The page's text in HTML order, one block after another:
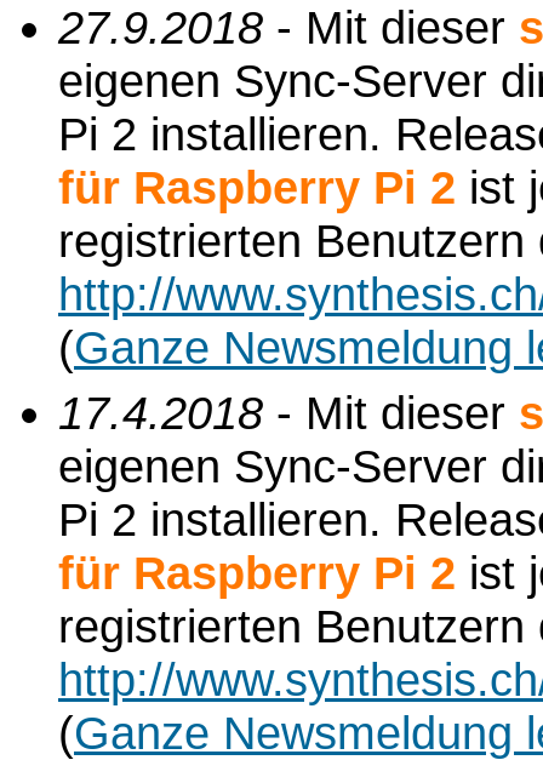
27.9.2018 - Mit dieser
eigenen Sync-Server
Pi 2 installieren.
für Raspberry Pi 2 ist
registrierten
http://
(Ganze Newsmeldung
17.4.2018 - Mit dieser
eigenen Sync-Server
Pi 2 installieren.
für Raspberry Pi 2 ist
registrierten
http://
(Ganze Newsmeldung